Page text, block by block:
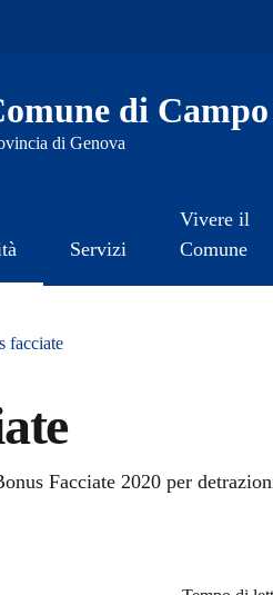
di
di Genova
Servizi
Vivere il
Comune
facciate
notizia
Facciate 2020 per